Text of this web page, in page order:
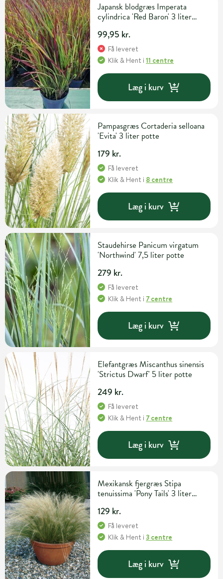
Japansk blodgræs Imperata
cylindrica 'Red Baron' 3 liter
99,95 kr.
Få leveret
Klik & Hent i11 centre
Læg i kurv
Pampasgræs Cortaderia selloana
'Evita' 3 liter potte
179 kr.
Få leveret
Klik & Hent i 8 centre
Læg i kurv
Staudehirse Panicum virgatum
'Northwind' 7,5 liter potte
279 kr.
Få leveret
Klik & Hent i 7 centre
Læg i kurv
Elefantgræs Miscanthus sinensis
'Strictus Dwarf' 5 liter potte
249 kr.
Få leveret
Klik & Hent i 7 centre
Læg i kurv
Mexikansk fjergræs Stipa
tenuissima 'Pony Tails' 3 liter
129 kr.
Få leveret
Klik & Hent i3 centre
Læg i kurv